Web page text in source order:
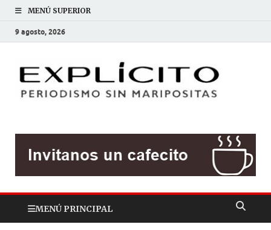
MENÚ SUPERIOR
9 agosto, 2026
MENÚ PRINCIPAL